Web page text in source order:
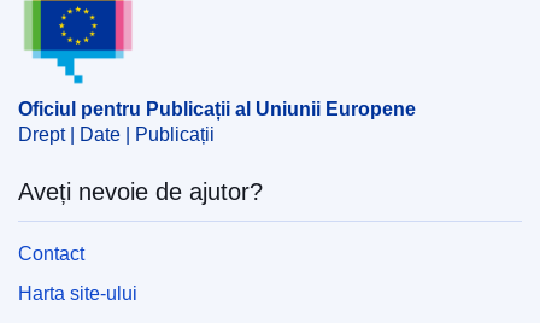
Oficiul pentru Publicații al Uniunii Europene
Drept | Date | Publicații
Aveți nevoie de ajutor?
Contact
Harta site-ului